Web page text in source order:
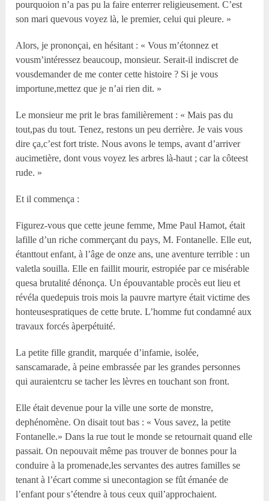
pourquoion n’a pas pu la faire enterrer religieusement. C’est
son mari quevous voyez là, le premier, celui qui pleure. »
Alors, je prononçai, en hésitant : « Vous m’étonnez et
vousm’intéressez beaucoup, monsieur. Serait-il indiscret de
vousdemander de me conter cette histoire ? Si je vous
importune,mettez que je n’ai rien dit. »
Le monsieur me prit le bras familièrement : « Mais pas du
tout,pas du tout. Tenez, restons un peu derrière. Je vais vous
dire ça,c’est fort triste. Nous avons le temps, avant d’arriver
aucimetière, dont vous voyez les arbres là-haut ; car la côteest
rude. »
Et il commença :
Figurez-vous que cette jeune femme, Mme Paul Hamot, était
lafille d’un riche commerçant du pays, M. Fontanelle. Elle eut,
étanttout enfant, à l’âge de onze ans, une aventure terrible : un
valetla souilla. Elle en faillit mourir, estropiée par ce misérable
quesa brutalité dénonça. Un épouvantable procès eut lieu et
révéla quedepuis trois mois la pauvre martyre était victime des
honteusespratiques de cette brute. L’homme fut condamné aux
travaux forcés àperpétuité.
La petite fille grandit, marquée d’infamie, isolée,
sanscamarade, à peine embrassée par les grandes personnes
qui auraientcru se tacher les lèvres en touchant son front.
Elle était devenue pour la ville une sorte de monstre,
dephénomène. On disait tout bas : « Vous savez, la petite
Fontanelle.» Dans la rue tout le monde se retournait quand elle
passait. On nepouvait même pas trouver de bonnes pour la
conduire à la promenade,les servantes des autres familles se
tenant à l’écart comme si unecontagion se fût émanée de
l’enfant pour s’étendre à tous ceux quil’approchaient.